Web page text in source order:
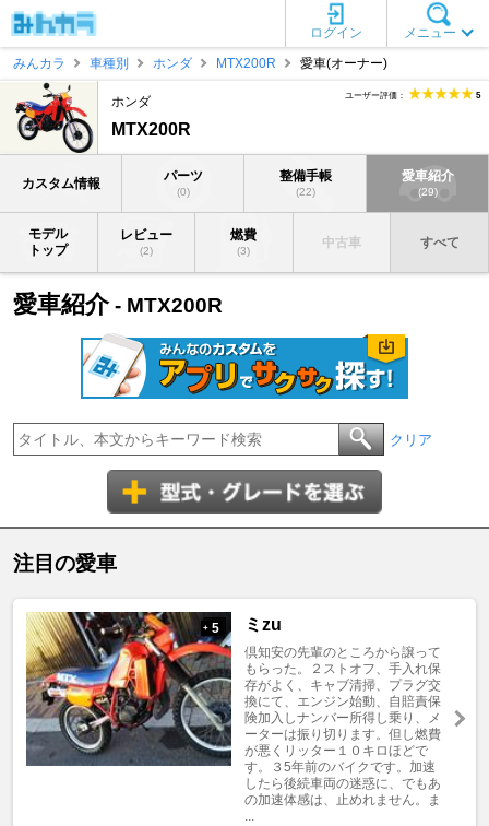
メニュー
ログイン
みんカラ
車種別 ホンダ MTX200R 愛車(オーナー)
ホンダ
MTX200R
ユーザー評価： 5
カスタム情報 パーツ
(0)
整備手帳
(22)
愛車紹介
(29)
モデル
トップ
レビュー
(2)
燃費
(3)
中古車 すべて
愛車紹介- MTX200R
クリア
注目の愛車
+ 5 ミzu
倶知安の先輩のところから譲って
もらった。２ストオフ、手入れ保
存がよく、キャブ清掃、プラグ交
換にて、エンジン始動、自賠責保
険加入しナンバー所得し乗り、メ
ーターは振り切ります。但し燃費
が悪くリッター１０キロほどで
す。３5年前のバイクです。加速
したら後続車両の迷惑に、でもあ
の加速体感は、止めれません。ま
...